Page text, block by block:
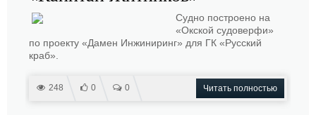
Судно построено на
«Окской судоверфи»
по проекту «Дамен Инжиниринг» для ГК «Русский
краб».
248 0 0 Читать полностью